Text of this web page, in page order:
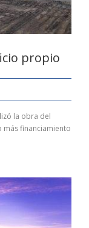
propio
la obra del
más financiamiento